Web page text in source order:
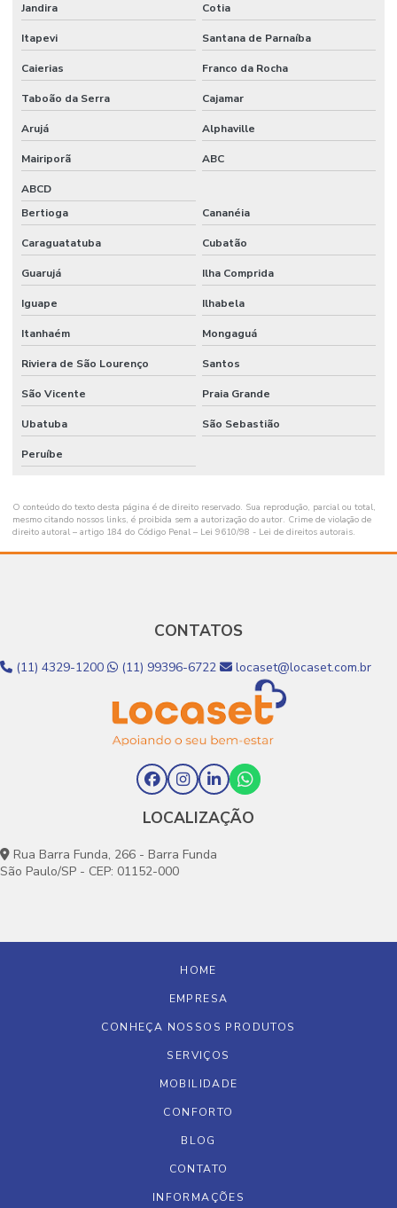
Jandira Cotia
Itapevi Santana de Parnaíba
Caierias Franco da Rocha
Taboão da Serra Cajamar
Arujá Alphaville
Mairiporã ABC
ABCD
Bertioga
Cananéia
Caraguatatuba Cubatão
Guarujá Ilha Comprida
Iguape Ilhabela
Itanhaém Mongaguá
Riviera de São Lourenço Santos
São Vicente Praia Grande
Ubatuba São Sebastião
Peruíbe
O conteúdo do texto desta página é de direito reservado. Sua reprodução, parcial ou total,
mesmo citando nossos links, é proibida sem a autorização do autor. Crime de violação de
direito autoral – artigo 184 do Código Penal – Lei 9610/98 - Lei de direitos autorais.
CONTATOS
(11) 4329-1200 (11) 99396-6722 locaset@locaset.com.br
LOCALIZAÇÃO
Rua Barra Funda, 266 - Barra Funda
São Paulo/SP - CEP: 01152-000
HOME
EMPRESA
CONHEÇA NOSSOS PRODUTOS
SERVIÇOS
MOBILIDADE
CONFORTO
BLOG
CONTATO
INFORMAÇÕES